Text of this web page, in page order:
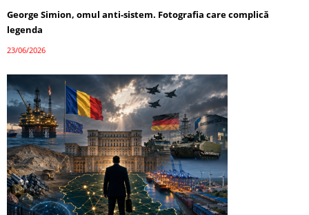
George Simion, omul anti-sistem. Fotografia care complică
legenda
23/06/2026